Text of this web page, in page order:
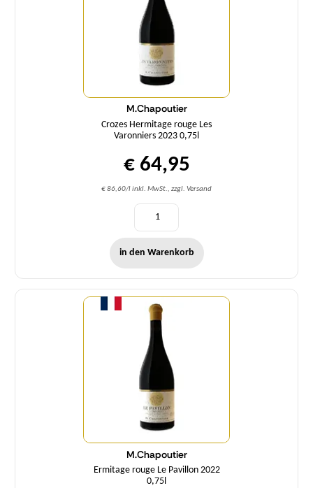
M.Chapoutier
Crozes Hermitage rouge Les
Varonniers 2023 0,75l
€ 64,95
€ 86,60/l inkl. MwSt., zzgl. Versand
in den Warenkorb
M.Chapoutier
Ermitage rouge Le Pavillon 2022
0,75l
Menge